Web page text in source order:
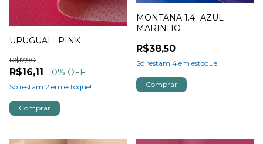
URUGUAI - PINK
R$16,11
R$17,90
10% OFF
Só restam 2 em estoque!
MONTANA 1.4- AZUL
MARINHO
R$38,50
Só restam 4 em estoque!